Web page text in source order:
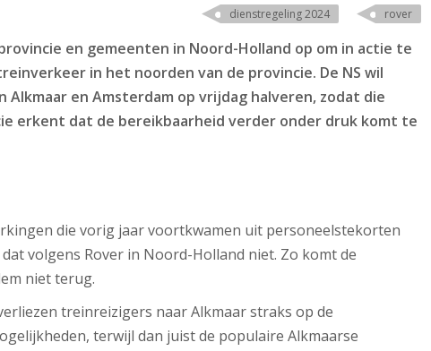
dienstregeling 2024 rover
en gemeenten in Noord-Holland op om in actie te
in het noorden van de provincie. De NS wil
en Amsterdam op vrijdag halveren, zodat die
erkent dat de bereikbaarheid verder onder druk komt te
die vorig jaar voortkwamen uit personeelstekorten
volgens Rover in Noord-Holland niet. Zo komt de
niet terug.
treinreizigers naar Alkmaar straks op de
terwijl dan juist de populaire Alkmaarse